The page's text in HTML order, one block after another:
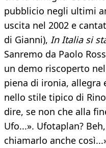
pubblicio negli ultimi
uscita nel 2002 e
di Gianni), In Italia si
Sanremo da Paolo
un demo riscoperto nel
piena di ironia, allegra
nello stile tipico di
dire, se non che alla
Ufo...». Ufotaplan?
chiamarlo anche